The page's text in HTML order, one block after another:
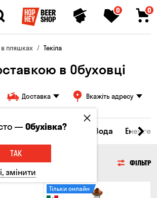
0 0
в пляшках Текіла
в Обуховці
Доставка Вкажіть адресу
Текіла Вода
ФІЛЬТР
Тільки онлайн
—Обухівка?
ТАК
змінити